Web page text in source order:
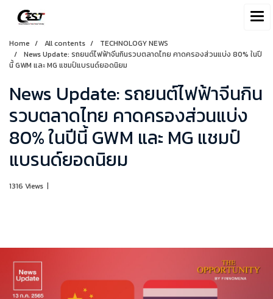
Home All contents
TECHNOLOGY NEWS
News Update: รถยนต์ไฟฟ้าจีนกินรวบตลาดไทย คาดครองส่วนแบ่ง 80% ในปี
นี้ GWM และ MG แชมป์แบรนด์ยอดนิยม
News Update: รถยนต์ไฟฟ้าจีนกิน
รวบตลาดไทย คาดครองส่วนแบ่ง
80% ในปีนี้ GWM และ MG แชมป์
แบรนด์ยอดนิยม
1316 Views |